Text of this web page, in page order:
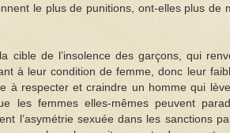
le plus de punitions, ont-elles plus de
cible de l’insolence des garçons, qui
à leur condition de femme, donc leur
à respecter et craindre un homme qui
les femmes elles-mêmes peuvent
l’asymétrie sexuée dans les sanctions